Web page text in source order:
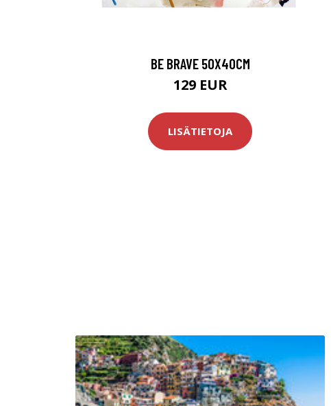
BE BRAVE 50X40CM
129 EUR
LISÄTIETOJA